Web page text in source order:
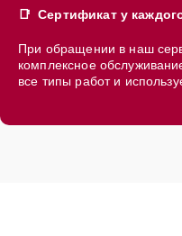
Сертификат у
При обращении в наш
комплексное
все типы работ и